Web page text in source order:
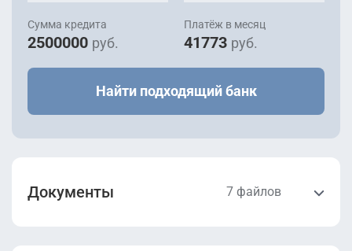
Корпус 1
Сумма кредита
2500000 руб.
Платёж в месяц
41773 руб.
Найти подходящий банк
Документы 7 файлов